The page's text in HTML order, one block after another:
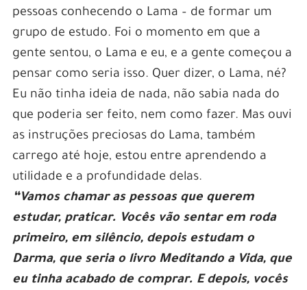
pessoas conhecendo o Lama – de formar um
grupo de estudo. Foi o momento em que a
gente sentou, o Lama e eu, e a gente começou a
pensar como seria isso. Quer dizer, o Lama, né?
Eu não tinha ideia de nada, não sabia nada do
que poderia ser feito, nem como fazer. Mas ouvi
as instruções preciosas do Lama, também
carrego até hoje, estou entre aprendendo a
utilidade e a profundidade delas.
“Vamos chamar as pessoas que querem
estudar, praticar. Vocês vão sentar em roda
primeiro, em silêncio, depois estudam o
Darma, que seria o livro Meditando a Vida, que
eu tinha acabado de comprar. E depois, vocês